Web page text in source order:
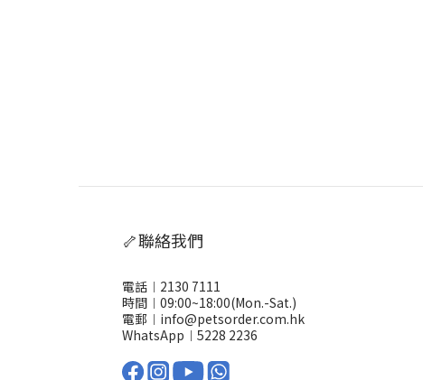
🦴聯絡我們
電話︱2130 7111
時間︱09:00~18:00(Mon.-Sat.)
電郵︱info@petsorder.com.hk
WhatsApp︱ 5228 2236